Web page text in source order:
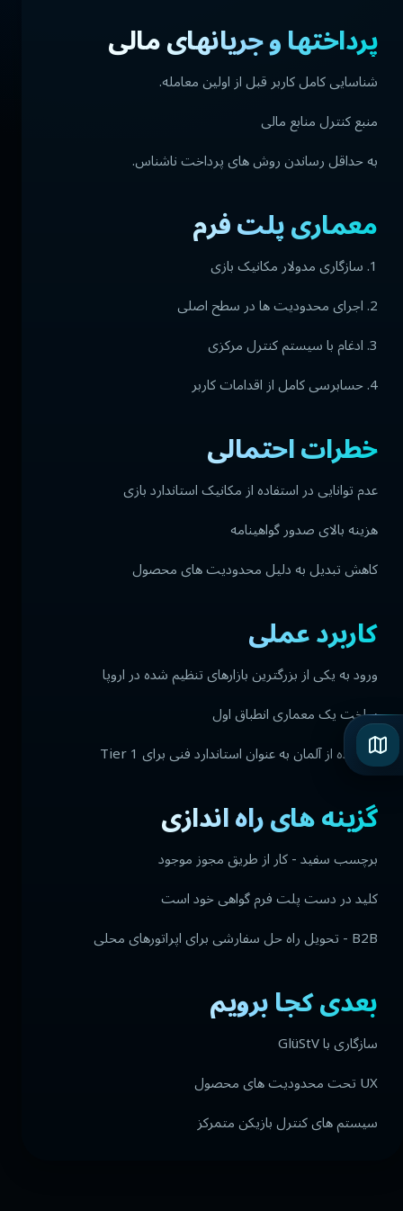
پرداختها و جریانهای مالی
شناسایی کامل کاربر قبل از اولین معامله.
منبع کنترل منابع مالی
به حداقل رساندن روش های پرداخت ناشناس.
معماری پلت فرم
1. سازگاری مدولار مکانیک بازی
2. اجرای محدودیت ها در سطح اصلی
3. ادغام با سیستم کنترل مرکزی
4. حسابرسی کامل از اقدامات کاربر
خطرات احتمالی
عدم توانایی در استفاده از مکانیک استاندارد بازی
هزینه بالای صدور گواهینامه
کاهش تبدیل به دلیل محدودیت های محصول
کاربرد عملی
ورود به یکی از بزرگترین بازارهای تنظیم شده در اروپا
ساخت یک معماری انطباق اول
استفاده از آلمان به عنوان استاندارد فنی برای Tier 1
گزینه های راه اندازی
برچسب سفید - کار از طریق مجوز موجود
کلید در دست پلت فرم گواهی خود است
B2B - تحویل راه حل سفارشی برای اپراتورهای محلی
بعدی کجا برویم
سازگاری با GlüStV
UX تحت محدودیت های محصول
سیستم های کنترل بازیکن متمرکز